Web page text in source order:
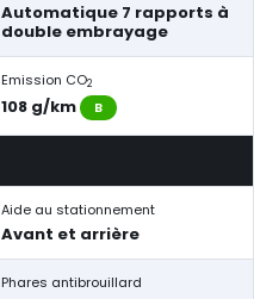
Automatique 7 rapports à
double embrayage
Emission CO2
108 g/km B
Aide au stationnement
Avant et arrière
Phares antibrouillard